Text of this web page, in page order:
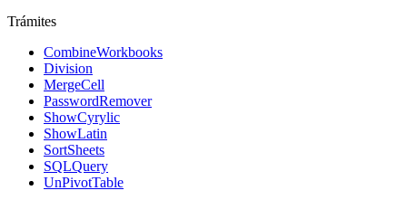
Trámites
CombineWorkbooks
Division
MergeCell
PasswordRemover
ShowCyrylic
ShowLatin
SortSheets
SQLQuery
UnPivotTable